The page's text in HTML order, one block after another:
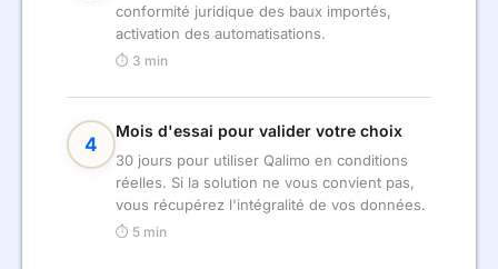
conformité juridique des baux importés,
activation des automatisations.
⏱ 3 min
4
Mois d'essai pour valider votre choix
30 jours pour utiliser Qalimo en conditions
réelles. Si la solution ne vous convient pas,
vous récupérez l'intégralité de vos données.
⏱ 5 min